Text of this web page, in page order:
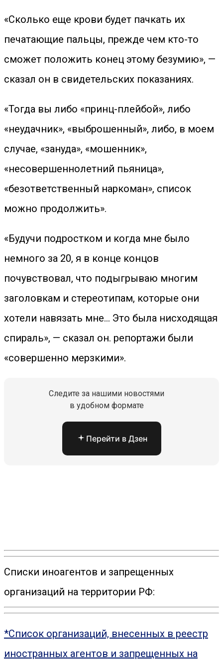
«Сколько еще крови будет пачкать их
печатающие пальцы, прежде чем кто-то
сможет положить конец этому безумию», —
сказал он в свидетельских показаниях.
«Тогда вы либо «принц-плейбой», либо
«неудачник», «выброшенный», либо, в моем
случае, «зануда», «мошенник»,
«несовершеннолетний пьяница»,
«безответственный наркоман», список
можно продолжить».
«Будучи подростком и когда мне было
немного за 20, я в конце концов
почувствовал, что подыгрываю многим
заголовкам и стереотипам, которые они
хотели навязать мне… Это была нисходящая
спираль», — сказал он. репортажи были
«совершенно мерзкими».
Следите за нашими новостями
в удобном формате
Перейти в Дзен
Списки иноагентов и запрещенных
организаций на территории РФ:
*Список организаций, внесенных в реестр
иностранных агентов и запрещенных на